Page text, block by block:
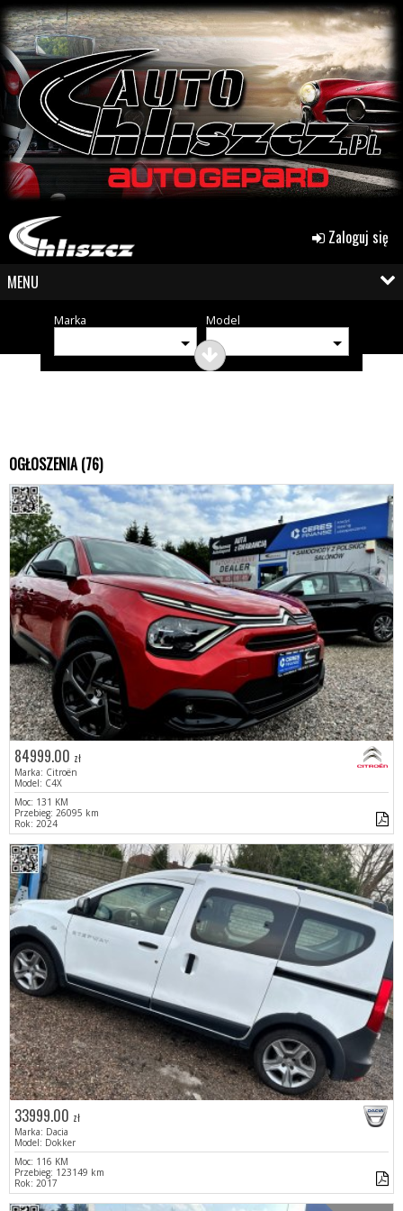
Zaloguj się
MENU
Marka Model
OGŁOSZENIA (76)
84999.00 zł
Marka: Citroën
Model: C4X
Moc: 131 KM
Przebieg: 26095 km
Rok: 2024
33999.00 zł
Marka: Dacia
Model: Dokker
Moc: 116 KM
Przebieg: 123149 km
Rok: 2017